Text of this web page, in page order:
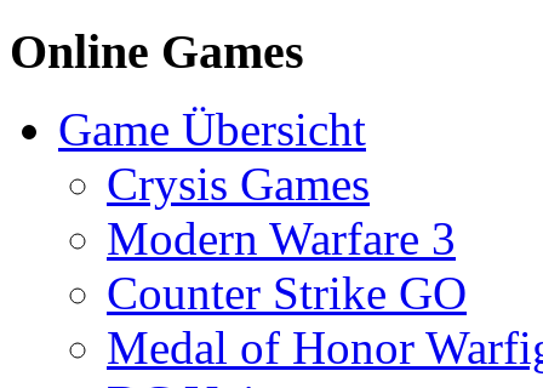
Online Games
Game Übersicht
Crysis Games
Modern Warfare 3
Counter Strike GO
Medal of Honor